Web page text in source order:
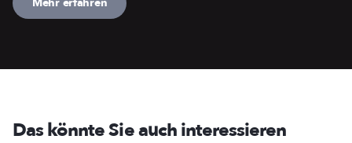
Das könnte Sie auch interessieren